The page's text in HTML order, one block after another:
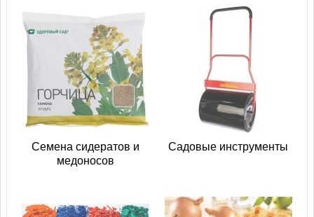
Семена сидератов и
медоносов
Садовые инструменты